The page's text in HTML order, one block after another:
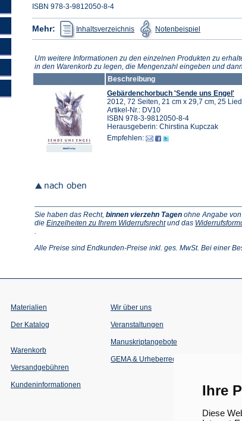
Ihre
Diese
ISBN 978-3-9812050-8-4
Mehr: Inhaltsverzeichnis
(Öffnet
in
einem
Tab)
Notenbeispiel in
einem
Tab)
Um weitere Informationen zu den einzelnen Produkten zu
in den Warenkorb zu legen, die Mengenzahl eingeben und
Beschreibung
Gebärdenchorbuch 'Sende uns Engel'
2012, 72 Seiten, 21 cm x 29,7 cm, 25
Artikel-Nr.: DV10
ISBN 978-3-9812050-8-4
Herausgeberin: Chirstina Kupczak
Empfehlen:
Sie haben das Recht, binnen vierzehn Tagen ohne Angabe
die Einzelheiten zu Ihrem Widerrufsrecht(Öffnet
neuen
und das
einem
.
Alle Preise sind Endkunden-Preise inkl. ges. MwSt. Bei einer
Materialien
Der Katalog
Warenkorb
Versandgebühren
Kundeninformationen
Wir über uns
Veranstaltungen
einem
Tab)
Manuskriptangebote
GEMA & Urheberrecht